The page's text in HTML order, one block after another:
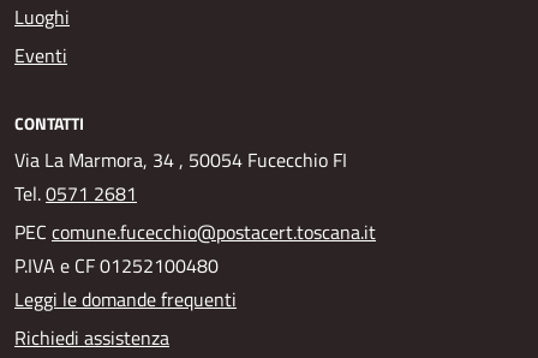
Luoghi
Eventi
CONTATTI
Via La Marmora, 34 , 50054 Fucecchio FI
Tel.0571 2681
PEC comune.fucecchio@postacert.toscana.it
P.IVA e CF 01252100480
Leggi le domande frequenti
Richiedi assistenza